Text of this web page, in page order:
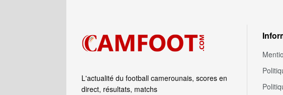
L'actualité du football camerounais, scores en
direct, résultats, matchs